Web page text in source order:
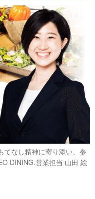
なし精神に寄り添い、参
DINING.営業担当 山田 絵